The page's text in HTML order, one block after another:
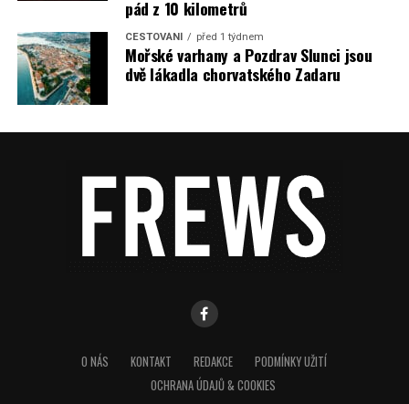
pád z 10 kilometrů
CESTOVÁNÍ před 1 týdnem
Mořské varhany a Pozdrav Slunci jsou
dvě lákadla chorvatského Zadaru
O NÁS KONTAKT REDAKCE
PODMÍNKY UŽITÍ
OCHRANA ÚDAJŮ & COOKIES